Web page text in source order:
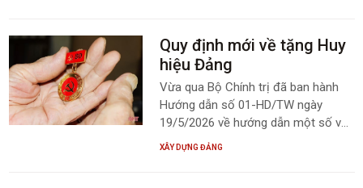
để Đảng bộ và Nhân dân tỉnh nhà
không ngừng vươn lên.
Quy định mới về tặng Huy
hiệu Đảng
Vừa qua Bộ Chính trị đã ban hành
Hướng dẫn số 01-HD/TW ngày
19/5/2026 về hướng dẫn một số vấn
đề cụ thể thi hành Điều lệ Đảng,
XÂY DỰNG ĐẢNG